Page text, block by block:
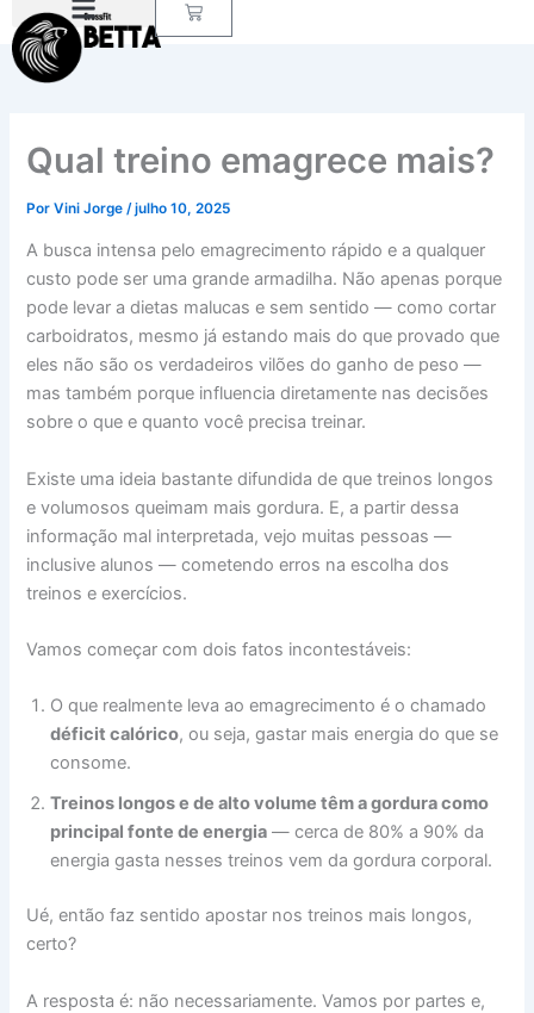
para
Carrinho
Qual treino emagrece mais?
PorVini Jorge/julho 10, 2025
A busca intensa pelo emagrecimento rápido e a qualquer
custo pode ser uma grande armadilha. Não apenas porque
pode levar a dietas malucas e sem sentido — como cortar
carboidratos, mesmo já estando mais do que provado que
eles não são os verdadeiros vilões do ganho de peso —
mas também porque influencia diretamente nas decisões
sobre o que e quanto você precisa treinar.
Existe uma ideia bastante difundida de que treinos longos
e volumosos queimam mais gordura. E, a partir dessa
informação mal interpretada, vejo muitas pessoas —
inclusive alunos — cometendo erros na escolha dos
treinos e exercícios.
Vamos começar com dois fatos incontestáveis:
O que realmente leva ao emagrecimento é o chamado
déficit calórico, ou seja, gastar mais energia do que se
consome.
Treinos longos e de alto volume têm a gordura como
principal fonte de energia — cerca de 80% a 90% da
energia gasta nesses treinos vem da gordura corporal.
Ué, então faz sentido apostar nos treinos mais longos,
certo?
A resposta é: não necessariamente. Vamos por partes e,